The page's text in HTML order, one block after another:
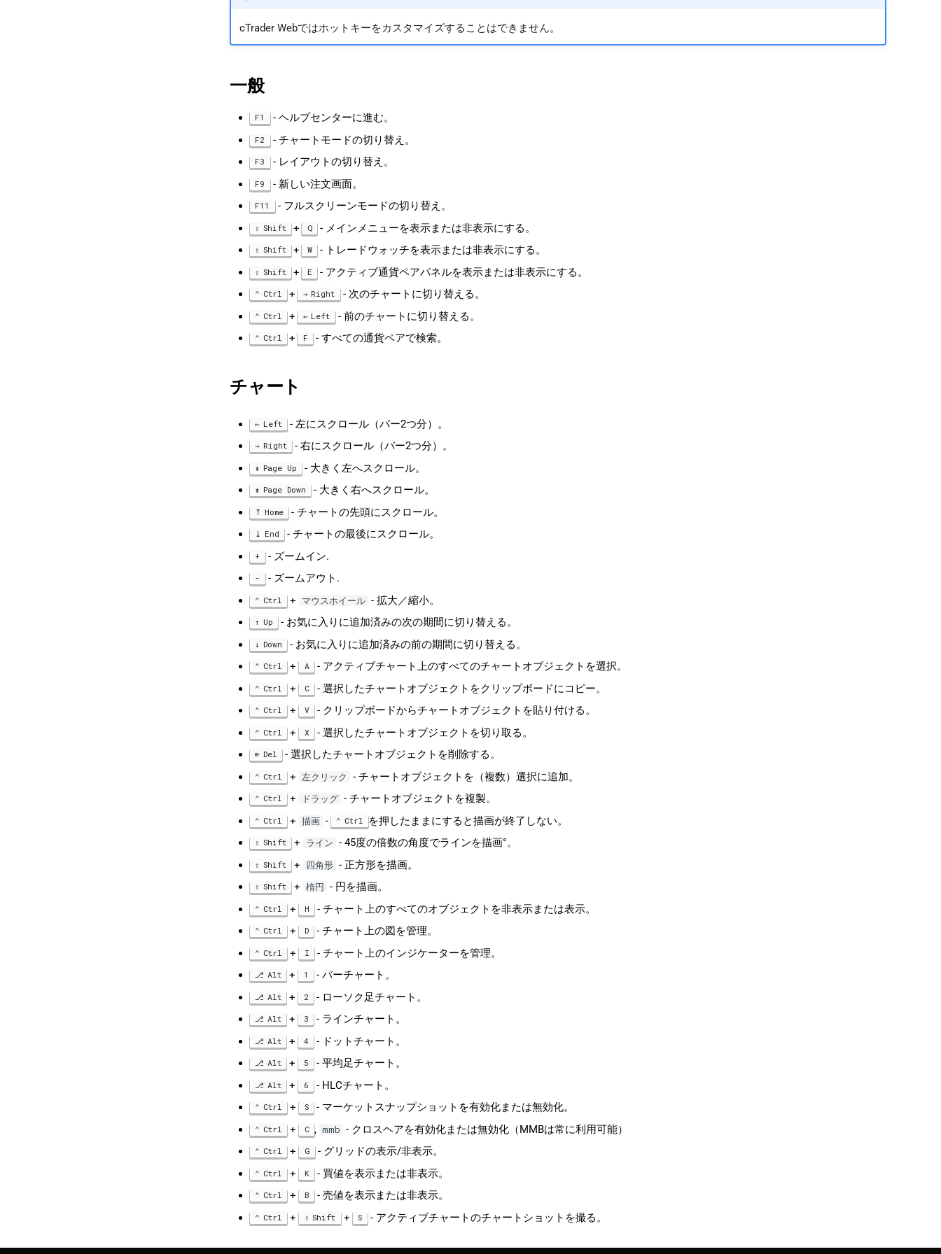
cTrader Webではホットキーをカスタマイズすることはできません。
一般
F1 - ヘルプセンターに進む。
F2 - チャートモードの切り替え。
F3 - レイアウトの切り替え。
F9 - 新しい注文画面。
F11 - フルスクリーンモードの切り替え。
Shift + Q - メインメニューを表示または非表示にする。
Shift + W - トレードウォッチを表示または非表示にする。
Shift + E - アクティブ通貨ペアパネルを表示または非表示にする。
Ctrl + Right - 次のチャートに切り替える。
Ctrl + Left - 前のチャートに切り替える。
Ctrl + F - すべての通貨ペアで検索。
チャート
Left - 左にスクロール（バー2つ分）。
Right - 右にスクロール（バー2つ分）。
Page Up - 大きく左へスクロール。
Page Down - 大きく右へスクロール。
Home - チャートの先頭にスクロール。
End - チャートの最後にスクロール。
+ - ズームイン.
- - ズームアウト.
Ctrl + マウスホイール - 拡大／縮小。
Up - お気に入りに追加済みの次の期間に切り替える。
Down - お気に入りに追加済みの前の期間に切り替える。
Ctrl + A - アクティブチャート上のすべてのチャートオブジェクトを選択。
Ctrl + C - 選択したチャートオブジェクトをクリップボードにコピー。
Ctrl + V - クリップボードからチャートオブジェクトを貼り付ける。
Ctrl + X - 選択したチャートオブジェクトを切り取る。
Del - 選択したチャートオブジェクトを削除する。
Ctrl + 左クリック - チャートオブジェクトを（複数）選択に追加。
Ctrl + ドラッグ - チャートオブジェクトを複製。
Ctrl + 描画 - Ctrl を押したままにすると描画が終了しない。
Shift + ライン - 45度の倍数の角度でラインを描画°。
Shift + 四角形 - 正方形を描画。
Shift + 楕円 - 円を描画。
Ctrl + H - チャート上のすべてのオブジェクトを非表示または表示。
Ctrl + D - チャート上の図を管理。
Ctrl + I - チャート上のインジケーターを管理。
Alt + 1 - バーチャート。
Alt + 2 - ローソク足チャート。
Alt + 3 - ラインチャート。
Alt + 4 - ドットチャート。
Alt + 5 - 平均足チャート。
Alt + 6 - HLCチャート。
Ctrl + S - マーケットスナップショットを有効化または無効化。
Ctrl + C , mmb - クロスヘアを有効化または無効化（MMBは常に利用可能）
Ctrl + G - グリッドの表示/非表示。
Ctrl + K - 買値を表示または非表示。
Ctrl + B - 売値を表示または非表示。
Ctrl + Shift + S - アクティブチャートのチャートショットを撮る。